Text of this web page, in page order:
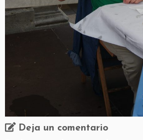
Deja un comentario